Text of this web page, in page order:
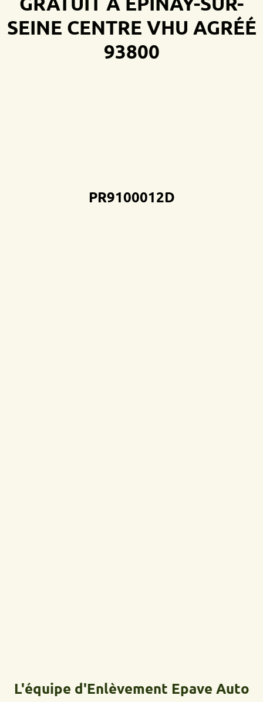
SEINE CENTRE VHU AGRÉÉ
93800
PR9100012D
L'équipe d'Enlèvement Epave Auto